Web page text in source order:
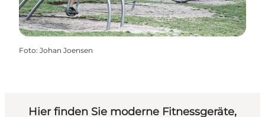
Foto: Johan Joensen
Hier finden Sie moderne Fitnessgeräte,